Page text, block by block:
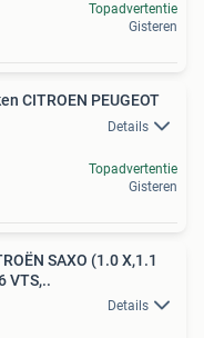
Topadvertentie
Gisteren
CITROEN PEUGEOT
Details
Topadvertentie
Gisteren
SAXO (1.0 X,1.1
VTS,..
Details